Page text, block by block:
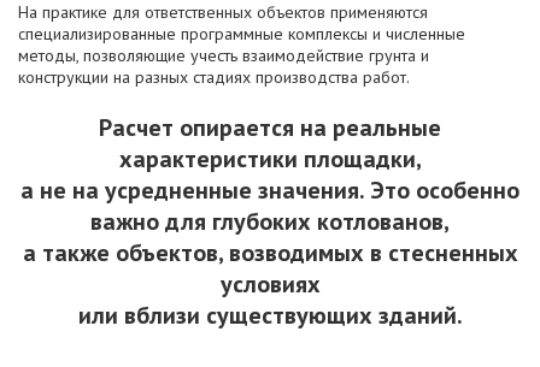
На практике для ответственных объектов применяются
специализированные программные комплексы и численные
методы, позволяющие учесть взаимодействие грунта и
конструкции на разных стадиях производства работ.
Расчет опирается на реальные
характеристики площадки,
а не на усредненные значения. Это особенно
важно для глубоких котлованов,
а также объектов, возводимых в стесненных
условиях
или вблизи существующих зданий.